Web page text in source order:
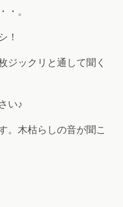
・。
！
ジックリと通して聞く
い♪
。木枯らしの音が聞こ